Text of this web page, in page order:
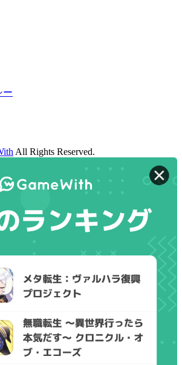
ー
All Rights Reserved.